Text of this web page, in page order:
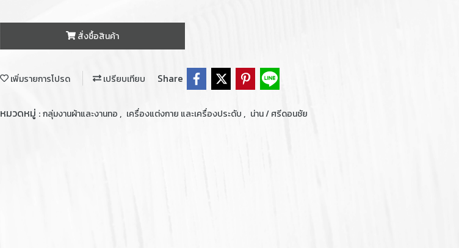
สั่งซื้อสินค้า
เพิ่มรายการโปรด เปรียบเทียบ Share
หมวดหมู่ :กลุ่มงานผ้าและงานทอ , เครื่องแต่งกาย และเครื่องประดับ , น่าน / ศรีดอนชัย